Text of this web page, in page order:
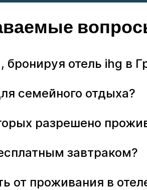
бронируя отель ihg в
семейного отдыха?
разрешено
завтраком?
от проживания в